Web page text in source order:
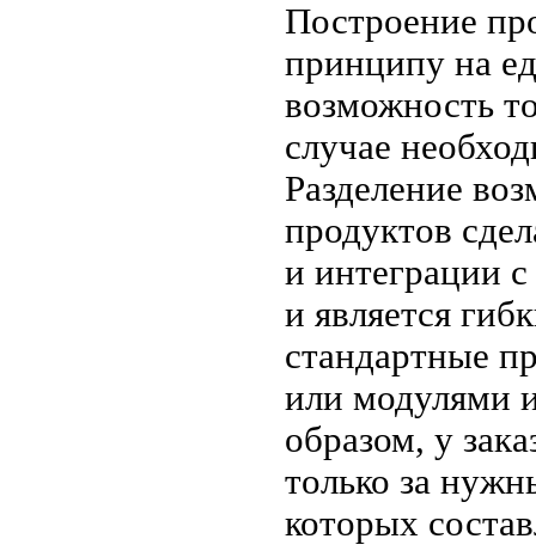
Построение
принципу на
возможность
случае
Разделение
продуктов
и интеграции
и является
стандартные
или модулями
образом, у
только за
которых